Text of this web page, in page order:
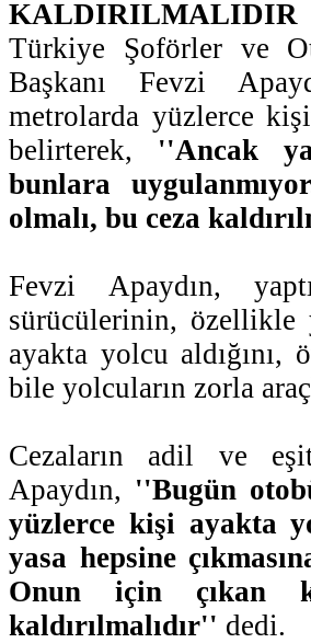
KALDIRILMALIDIR
Türkiye Şoförler ve
Başkanı Fevzi
metrolarda yüzlerce
belirterek, ''Ancak
bunlara
olmalı, bu ceza
Fevzi Apaydın,
sürücülerinin, özellikle
ayakta yolcu aldığını,
bile yolcuların zorla
Cezaların adil ve
Apaydın, ''Bugün
yüzlerce kişi ayakta
yasa hepsine
Onun için çıkan
kaldırılmalıdır'' dedi.